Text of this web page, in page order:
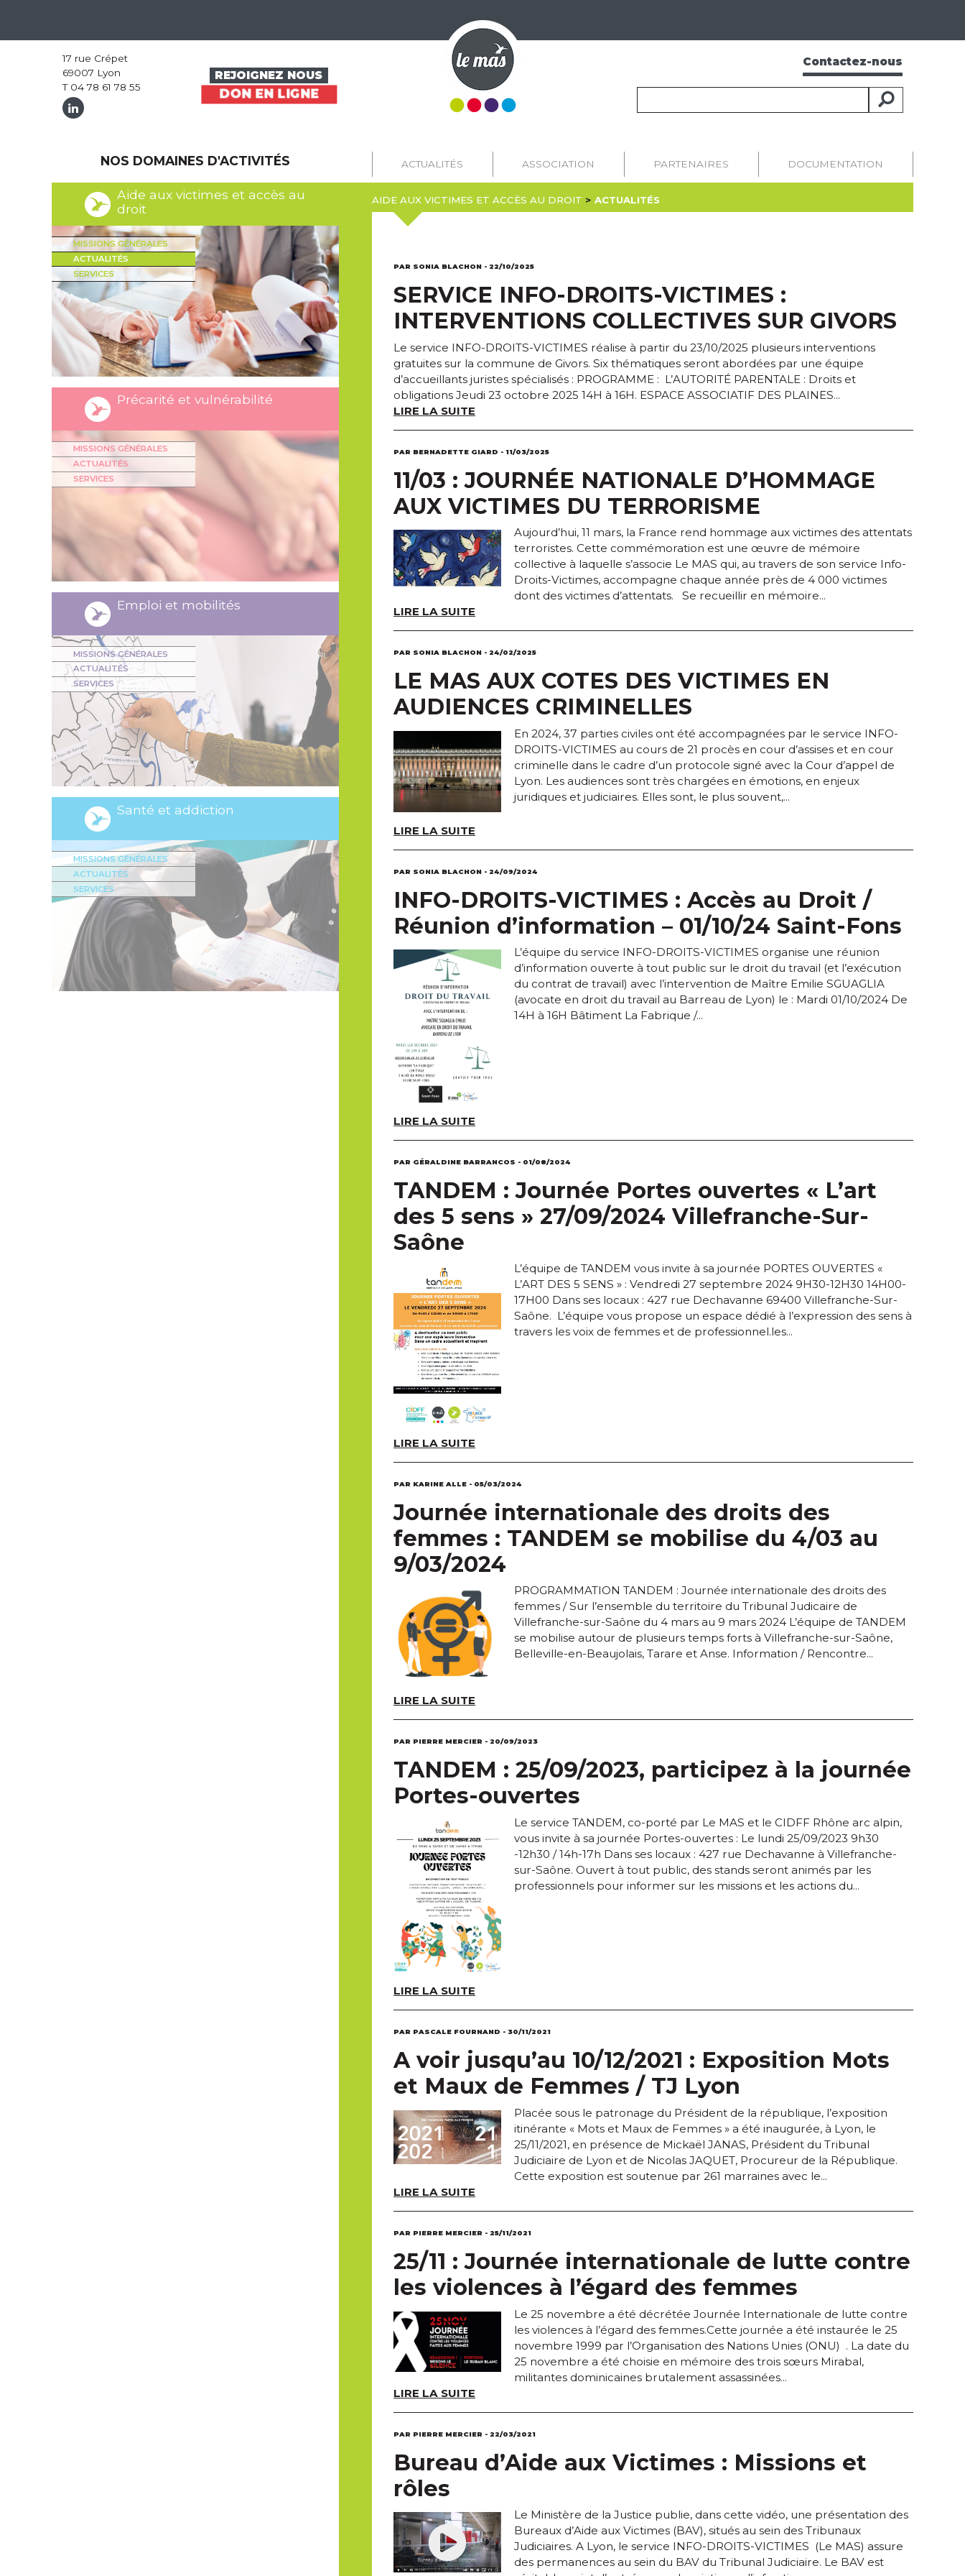
17 rue Crépet
69007 Lyon
T 04 78 61 78 55
REJOIGNEZ NOUS
DON EN LIGNE
Contactez-nous
NOS DOMAINES D'ACTIVITÉS
Aide aux victimes et accès au
droit
MISSIONS GÉNÉRALES
ACTUALITÉS
SERVICES
Précarité et vulnérabilité
MISSIONS GÉNÉRALES
ACTUALITÉS
SERVICES
Emploi et mobilités
MISSIONS GÉNÉRALES
ACTUALITÉS
SERVICES
Santé et addiction
MISSIONS GÉNÉRALES
ACTUALITÉS
SERVICES
ACTUALITÉS ASSOCIATION PARTENAIRES DOCUMENTATION
AIDE AUX VICTIMES ET ACCÈS AU DROIT ACTUALITÉS
PAR SONIA BLACHON - 22/10/2025
SERVICE INFO-DROITS-VICTIMES :
INTERVENTIONS COLLECTIVES SUR GIVORS
Le service INFO-DROITS-VICTIMES réalise à partir du 23/10/2025 plusieurs interventions
gratuites sur la commune de Givors. Six thématiques seront abordées par une équipe
d’accueillants juristes spécialisés : PROGRAMME : L’AUTORITÉ PARENTALE : Droits et
obligations Jeudi 23 octobre 2025 14H à 16H. ESPACE ASSOCIATIF DES PLAINES...
LIRE LA SUITE
PAR BERNADETTE GIARD - 11/03/2025
11/03 : JOURNÉE NATIONALE D’HOMMAGE
AUX VICTIMES DU TERRORISME
Aujourd’hui, 11 mars, la France rend hommage aux victimes des attentats
terroristes. Cette commémoration est une œuvre de mémoire
collective à laquelle s’associe Le MAS qui, au travers de son service Info-
Droits-Victimes, accompagne chaque année près de 4 000 victimes
dont des victimes d’attentats. Se recueillir en mémoire...
LIRE LA SUITE
PAR SONIA BLACHON - 24/02/2025
LE MAS AUX COTES DES VICTIMES EN
AUDIENCES CRIMINELLES
En 2024, 37 parties civiles ont été accompagnées par le service INFO-
DROITS-VICTIMES au cours de 21 procès en cour d’assises et en cour
criminelle dans le cadre d’un protocole signé avec la Cour d’appel de
Lyon. Les audiences sont très chargées en émotions, en enjeux
juridiques et judiciaires. Elles sont, le plus souvent,...
LIRE LA SUITE
PAR SONIA BLACHON - 24/09/2024
INFO-DROITS-VICTIMES : Accès au Droit /
Réunion d’information – 01/10/24 Saint-Fons
L’équipe du service INFO-DROITS-VICTIMES organise une réunion
d’information ouverte à tout public sur le droit du travail (et l’exécution
du contrat de travail) avec l’intervention de Maître Emilie SGUAGLIA
(avocate en droit du travail au Barreau de Lyon) le : Mardi 01/10/2024 De
14H à 16H Bâtiment La Fabrique /...
LIRE LA SUITE
PAR GÉRALDINE BARRANCOS - 01/08/2024
TANDEM : Journée Portes ouvertes « L’art
des 5 sens » 27/09/2024 Villefranche-Sur-
Saône
L’équipe de TANDEM vous invite à sa journée PORTES OUVERTES «
L’ART DES 5 SENS » : Vendredi 27 septembre 2024 9H30-12H30 14H00-
17H00 Dans ses locaux : 427 rue Dechavanne 69400 Villefranche-Sur-
Saône. L’équipe vous propose un espace dédié à l’expression des sens à
travers les voix de femmes et de professionnel.les...
LIRE LA SUITE
PAR KARINE ALLE - 05/03/2024
Journée internationale des droits des
femmes : TANDEM se mobilise du 4/03 au
9/03/2024
PROGRAMMATION TANDEM : Journée internationale des droits des
femmes / Sur l’ensemble du territoire du Tribunal Judicaire de
Villefranche-sur-Saône du 4 mars au 9 mars 2024 L’équipe de TANDEM
se mobilise autour de plusieurs temps forts à Villefranche-sur-Saône,
Belleville-en-Beaujolais, Tarare et Anse. Information / Rencontre...
LIRE LA SUITE
PAR PIERRE MERCIER - 20/09/2023
TANDEM : 25/09/2023, participez à la journée
Portes-ouvertes
Le service TANDEM, co-porté par Le MAS et le CIDFF Rhône arc alpin,
vous invite à sa journée Portes-ouvertes : Le lundi 25/09/2023 9h30
-12h30 / 14h-17h Dans ses locaux : 427 rue Dechavanne à Villefranche-
sur-Saône. Ouvert à tout public, des stands seront animés par les
professionnels pour informer sur les missions et les actions du...
LIRE LA SUITE
PAR PASCALE FOURNAND - 30/11/2021
A voir jusqu’au 10/12/2021 : Exposition Mots
et Maux de Femmes / TJ Lyon
Placée sous le patronage du Président de la république, l’exposition
itinérante « Mots et Maux de Femmes » a été inaugurée, à Lyon, le
25/11/2021, en présence de Mickaël JANAS, Président du Tribunal
Judiciaire de Lyon et de Nicolas JAQUET, Procureur de la République.
Cette exposition est soutenue par 261 marraines avec le...
LIRE LA SUITE
PAR PIERRE MERCIER - 25/11/2021
25/11 : Journée internationale de lutte contre
les violences à l’égard des femmes
Le 25 novembre a été décrétée Journée Internationale de lutte contre
les violences à l’égard des femmes.Cette journée a été instaurée le 25
novembre 1999 par l’Organisation des Nations Unies (ONU) . La date du
25 novembre a été choisie en mémoire des trois sœurs Mirabal,
militantes dominicaines brutalement assassinées...
LIRE LA SUITE
PAR PIERRE MERCIER - 22/03/2021
Bureau d’Aide aux Victimes : Missions et
rôles
Le Ministère de la Justice publie, dans cette vidéo, une présentation des
Bureaux d’Aide aux Victimes (BAV), situés au sein des Tribunaux
Judiciaires. A Lyon, le service INFO-DROITS-VICTIMES (Le MAS) assure
des permanences au sein du BAV du Tribunal Judiciaire. Le BAV est